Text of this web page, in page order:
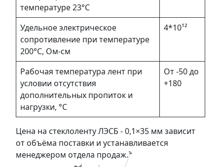
температуре 23°С
Удельное электрическое
сопротивление при температуре
200°С, Ом-см
4*10¹²
Рабочая температура лент при
условии отсутствия
дополнительных пропиток и
нагрузки, °С
От -50 до
+180
Цена на стеклоленту ЛЭСБ - 0,1×35 мм зависит
от объёма поставки и устанавливается
менеджером отдела продаж.